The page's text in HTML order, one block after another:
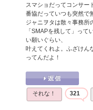
スマショだってコンサー
番協だっていつも突然で
ジャニヲタは散々事務所
「SMAPを残して」っ
い願いぐらい、
叶えてくれよ。ふざけん
ってんだよ！
それな！ 321